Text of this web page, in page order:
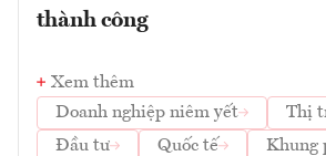
thành công
Xem thêm
Doanh nghiệp niêm yết
Thị
Đầu tư
Quốc tế Khung